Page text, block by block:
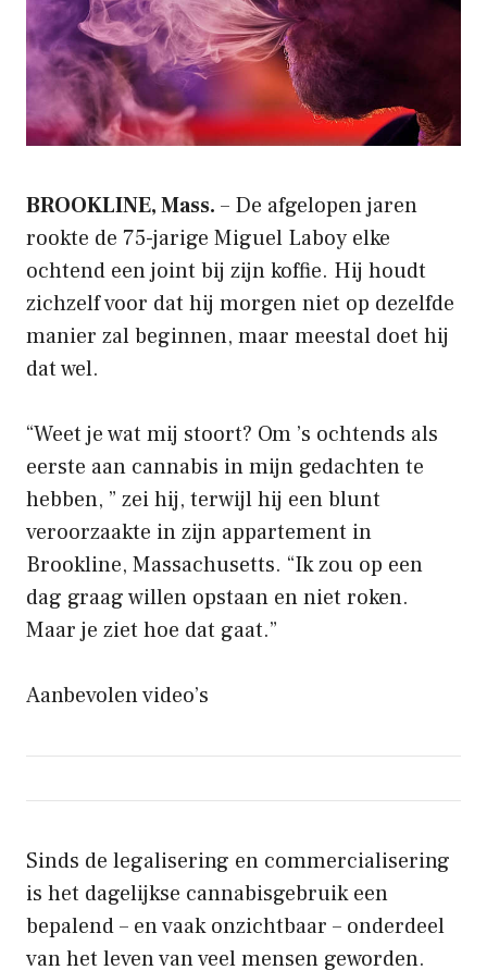
BROOKLINE, Mass. – De afgelopen jaren
rookte de 75-jarige Miguel Laboy elke
ochtend een joint bij zijn koffie. Hij houdt
zichzelf voor dat hij morgen niet op dezelfde
manier zal beginnen, maar meestal doet hij
dat wel.
“Weet je wat mij stoort? Om ’s ochtends als
eerste aan cannabis in mijn gedachten te
hebben, ” zei hij, terwijl hij een blunt
veroorzaakte in zijn appartement in
Brookline, Massachusetts. “Ik zou op een
dag graag willen opstaan ​​en niet roken.
Maar je ziet hoe dat gaat.”
Aanbevolen video’s
Sinds de legalisering en commercialisering
is het dagelijkse cannabisgebruik een
bepalend – en vaak onzichtbaar – onderdeel
van het leven van veel mensen geworden.